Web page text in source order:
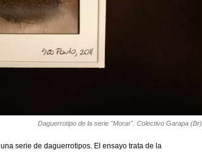
Daguerrotipo de la serie "Morar". Colectivo Garapa (Br).
serie de daguerrotipos. El ensayo trata de la